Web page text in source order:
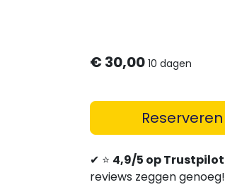
€ 30,00 10 dagen
Reserveren
✔ ⭐ 4,9/5 op Trustpilot
reviews zeggen genoeg!